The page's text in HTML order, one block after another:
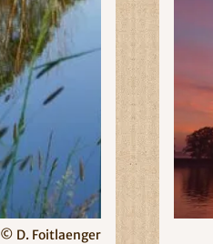
© D. Foitlaenger